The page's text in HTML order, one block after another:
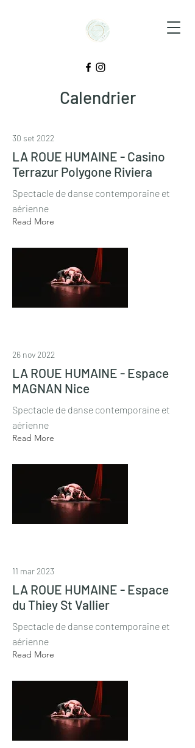
Calendrier
30 set 2022
LA ROUE HUMAINE - Casino
Terrazur Polygone Riviera
Spectacle de danse contemporaine et
aérienne
Read More
26 nov 2022
LA ROUE HUMAINE - Espace
MAGNAN Nice
Spectacle de danse contemporaine et
aérienne
Read More
11 mar 2023
LA ROUE HUMAINE - Espace
du Thiey St Vallier
Spectacle de danse contemporaine et
aérienne
Read More